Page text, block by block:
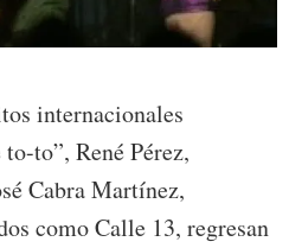
internacionales
to”, René Pérez,
Cabra Martínez,
como Calle 13, regresan